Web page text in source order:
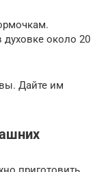
духовке около 20
Дайте им